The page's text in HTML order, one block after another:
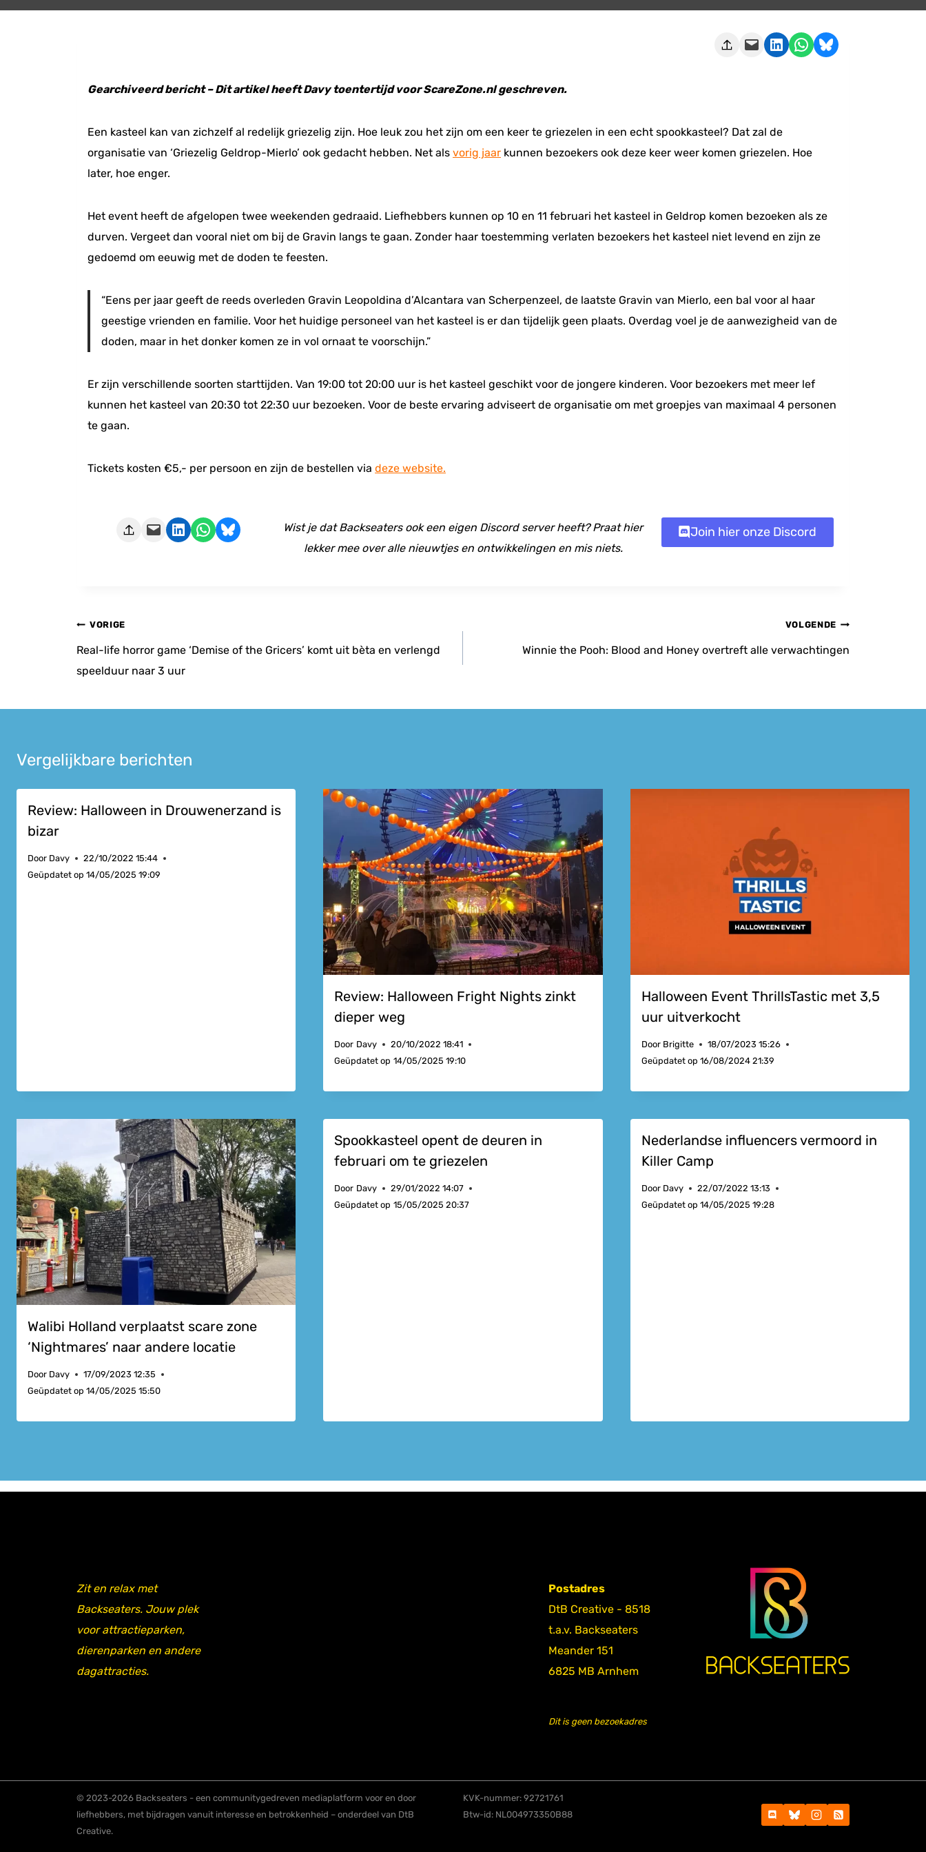
Deze pagina e-mailen Delen op LinkedIn Delen via WhatsApp Share on Bluesky
Gearchiveerd bericht – Dit artikel heeft Davy toentertijd voor ScareZone.nl geschreven.
Een kasteel kan van zichzelf al redelijk griezelig zijn. Hoe leuk zou het zijn om een keer te griezelen in een echt spookkasteel? Dat zal de
organisatie van ‘Griezelig Geldrop-Mierlo’ ook gedacht hebben. Net als vorig jaar kunnen bezoekers ook deze keer weer komen griezelen. Hoe
later, hoe enger.
Het event heeft de afgelopen twee weekenden gedraaid. Liefhebbers kunnen op 10 en 11 februari het kasteel in Geldrop komen bezoeken als ze
durven. Vergeet dan vooral niet om bij de Gravin langs te gaan. Zonder haar toestemming verlaten bezoekers het kasteel niet levend en zijn ze
gedoemd om eeuwig met de doden te feesten.
“Eens per jaar geeft de reeds overleden Gravin Leopoldina d’Alcantara van Scherpenzeel, de laatste Gravin van Mierlo, een bal voor al haar
geestige vrienden en familie. Voor het huidige personeel van het kasteel is er dan tijdelijk geen plaats. Overdag voel je de aanwezigheid van de
doden, maar in het donker komen ze in vol ornaat te voorschijn.”
Er zijn verschillende soorten starttijden. Van 19:00 tot 20:00 uur is het kasteel geschikt voor de jongere kinderen. Voor bezoekers met meer lef
kunnen het kasteel van 20:30 tot 22:30 uur bezoeken. Voor de beste ervaring adviseert de organisatie om met groepjes van maximaal 4 personen
te gaan.
Tickets kosten €5,- per persoon en zijn de bestellen via deze website.
Deze pagina e-mailen Delen op LinkedIn Delen via WhatsApp Share on Bluesky
Wist je dat Backseaters ook een eigen Discord server heeft? Praat hier
lekker mee over alle nieuwtjes en ontwikkelingen en mis niets.
Join hier onze Discord
Bericht
navigatie
VORIGE
Real-life horror game ‘Demise of the Gricers’ komt uit bèta en verlengd
speelduur naar 3 uur
VOLGENDE
Winnie the Pooh: Blood and Honey overtreft alle verwachtingen
Vergelijkbare berichten
Review: Halloween in Drouwenerzand is
bizar
Door Davy
22/10/2022 15:44
Geüpdatet op 14/05/2025 19:09
Review: Halloween Fright Nights zinkt
dieper weg
Door Davy
20/10/2022 18:41
Geüpdatet op 14/05/2025 19:10
Halloween Event ThrillsTastic met 3,5
uur uitverkocht
Door Brigitte
18/07/2023 15:26
Geüpdatet op 16/08/2024 21:39
Walibi Holland verplaatst scare zone
‘Nightmares’ naar andere locatie
Door Davy
17/09/2023 12:35
Geüpdatet op 14/05/2025 15:50
Spookkasteel opent de deuren in
februari om te griezelen
Door Davy
29/01/2022 14:07
Geüpdatet op 15/05/2025 20:37
Nederlandse influencers vermoord in
Killer Camp
Door Davy
22/07/2022 13:13
Geüpdatet op 14/05/2025 19:28
Zit en relax met
Backseaters. Jouw plek
voor attractieparken,
dierenparken en andere
dagattracties.
Postadres
DtB Creative - 8518
t.a.v. Backseaters
Meander 151
6825 MB Arnhem
Dit is geen bezoekadres
© 2023-2026 Backseaters - een communitygedreven mediaplatform voor en door
liefhebbers, met bijdragen vanuit interesse en betrokkenheid – onderdeel van DtB
Creative.
KVK-nummer: 92721761
Btw-id: NL004973350B88